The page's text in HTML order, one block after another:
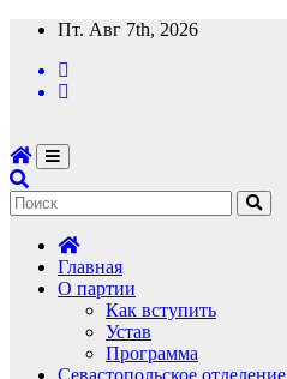
Перейти
содержимому
Пт. Авг 7th, 2026
Главная
О партии
Как вступить
Устав
Программа
Севастопольское отделение